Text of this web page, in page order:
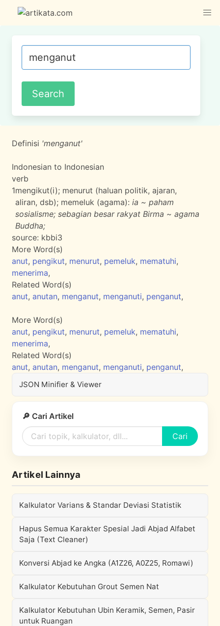
Definisi 'menganut'
Indonesian to Indonesian
verb
1mengikut(i); menurut (haluan politik, ajaran,
aliran, dsb); memeluk (agama): ia ~ paham
sosialisme; sebagian besar rakyat Birma ~ agama
Buddha;
source: kbbi3
More Word(s)
anut, pengikut, menurut, pemeluk, mematuhi,
menerima,
Related Word(s)
anut, anutan, menganut, menganuti, penganut,
More Word(s)
anut, pengikut, menurut, pemeluk, mematuhi,
menerima,
Related Word(s)
anut, anutan, menganut, menganuti, penganut,
JSON Minifier & Viewer
🔎 Cari Artikel
Cari
Artikel Lainnya
Kalkulator Varians & Standar Deviasi Statistik
Hapus Semua Karakter Spesial Jadi Abjad Alfabet
Saja (Text Cleaner)
Konversi Abjad ke Angka (A1Z26, A0Z25, Romawi)
Kalkulator Kebutuhan Grout Semen Nat
Kalkulator Kebutuhan Ubin Keramik, Semen, Pasir
untuk Ruangan